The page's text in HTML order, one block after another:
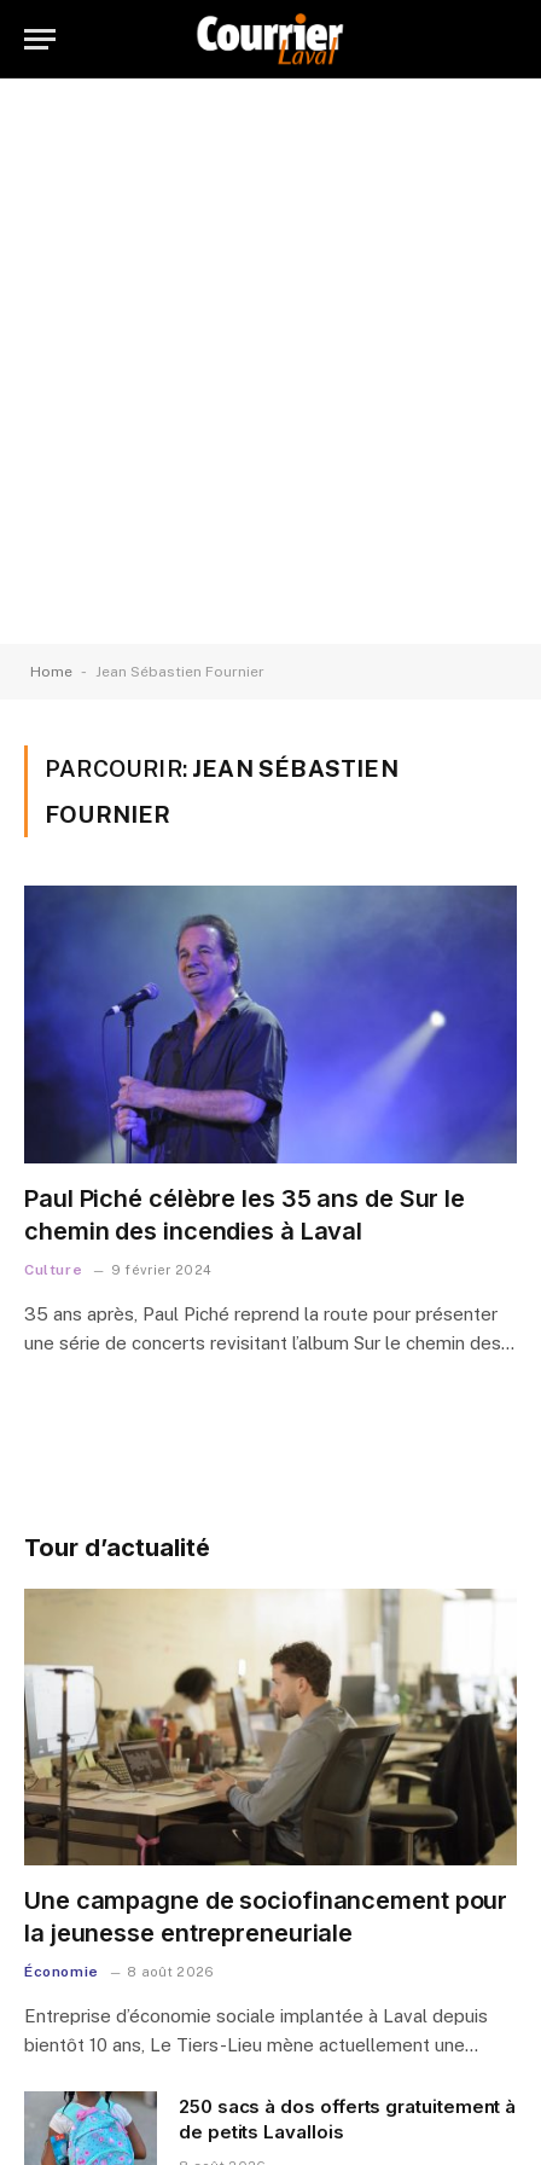
Home - Jean Sébastien Fournier
PARCOURIR: JEAN SÉBASTIEN
FOURNIER
Paul Piché célèbre les 35 ans de Sur le
chemin des incendies à Laval
Culture 9 février 2024
35 ans après, Paul Piché reprend la route pour présenter
une série de concerts revisitant l’album Sur le chemin des…
Tour d’actualité
Une campagne de sociofinancement pour
la jeunesse entrepreneuriale
Économie 8 août 2026
Entreprise d’économie sociale implantée à Laval depuis
bientôt 10 ans, Le Tiers-Lieu mène actuellement une…
250 sacs à dos offerts gratuitement à
de petits Lavallois